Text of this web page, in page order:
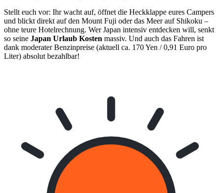
Stellt euch vor: Ihr wacht auf, öffnet die Heckklappe eures Campers
und blickt direkt auf den Mount Fuji oder das Meer auf Shikoku –
ohne teure Hotelrechnung. Wer Japan intensiv entdecken will, senkt
so seine Japan Urlaub Kosten massiv. Und auch das Fahren ist
dank moderater Benzinpreise (aktuell ca. 170 Yen / 0,91 Euro pro
Liter) absolut bezahlbar!